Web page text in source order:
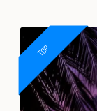
TOP